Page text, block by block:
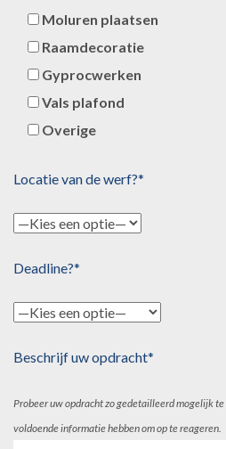
Moluren plaatsen
Raamdecoratie
Gyprocwerken
Vals plafond
Overige
Locatie van de werf?*
Deadline?*
Beschrijf uw opdracht*
Probeer uw opdracht zo gedetailleerd mogelijk
voldoende informatie hebben om op te reageren.